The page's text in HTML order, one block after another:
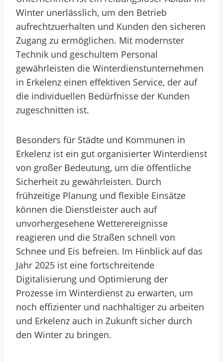
Winter unerlässlich, um den Betrieb
aufrechtzuerhalten und Kunden den sicheren
Zugang zu ermöglichen. Mit modernster
Technik und geschultem Personal
gewährleisten die Winterdienstunternehmen
in Erkelenz einen effektiven Service, der auf
die individuellen Bedürfnisse der Kunden
zugeschnitten ist.
Besonders für Städte und Kommunen in
Erkelenz ist ein gut organisierter Winterdienst
von großer Bedeutung, um die öffentliche
Sicherheit zu gewährleisten. Durch
frühzeitige Planung und flexible Einsätze
können die Dienstleister auch auf
unvorhergesehene Wetterereignisse
reagieren und die Straßen schnell von
Schnee und Eis befreien. Im Hinblick auf das
Jahr 2025 ist eine fortschreitende
Digitalisierung und Optimierung der
Prozesse im Winterdienst zu erwarten, um
noch effizienter und nachhaltiger zu arbeiten
und Erkelenz auch in Zukunft sicher durch
den Winter zu bringen.